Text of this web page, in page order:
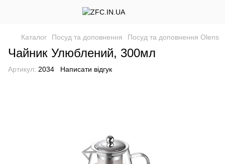
Каталог Посуд та доповнення Посуд та доповнення Olens
Чайник Улюблений, 300мл
Артикул: 2034 Написати відгук